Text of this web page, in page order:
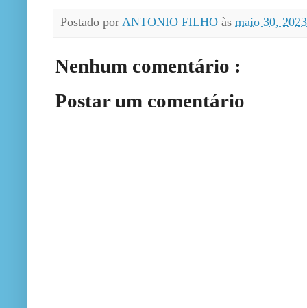
Postado por ANTONIO FILHO às maio 30,
Nenhum comentário :
Postar um comentário